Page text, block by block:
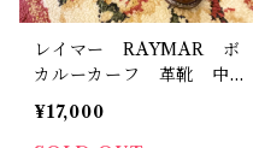
レイマー RAYMAR ボ
カルーカーフ 革靴 中
古 メンズ サイズ 6 1/2
¥17,000